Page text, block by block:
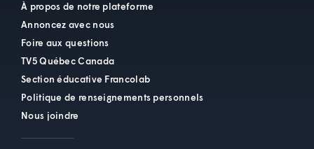
À propos de notre plateforme
Annoncez avec nous
Foire aux questions
TV5 Québec Canada
Section éducative Francolab
Politique de renseignements personnels
Nous joindre